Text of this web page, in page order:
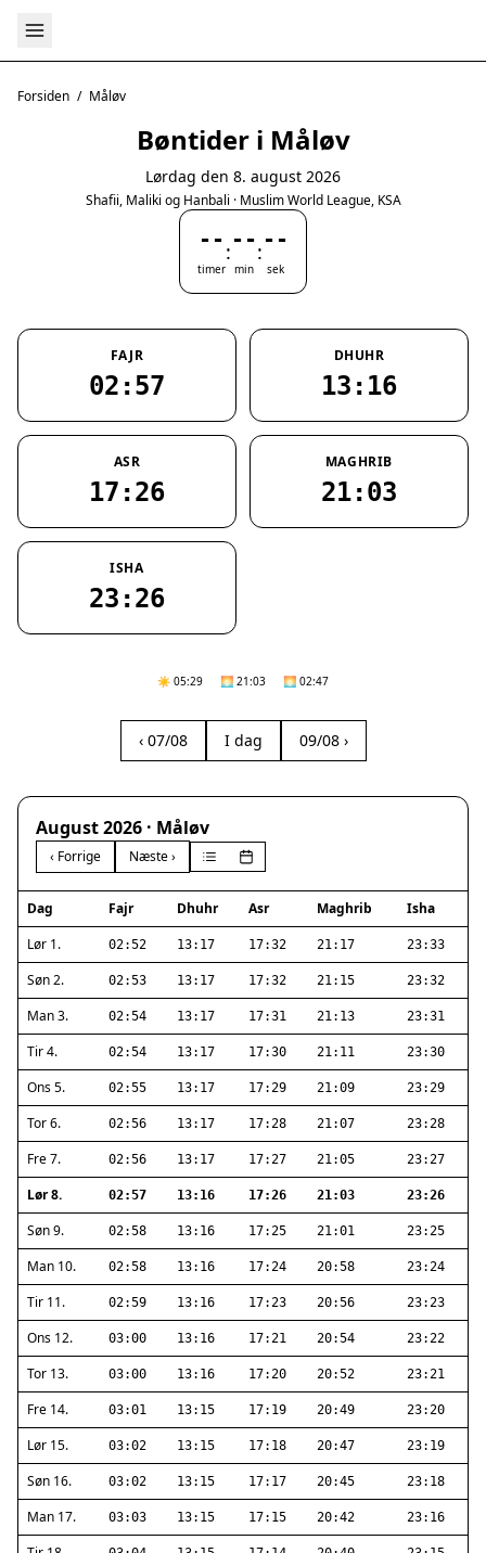
Forsiden / Måløv
Bøntider i Måløv
Lørdag den 8. august 2026
Shafii, Maliki og Hanbali · Muslim World League, KSA
--
timer
:--
min
:--
sek
FAJR
02:57
DHUHR
13:16
ASR
17:26
MAGHRIB
21:03
ISHA
23:26
☀️ 05:29 🌅 21:03 🌅 02:47
‹ 07/08 I dag 09/08 ›
August 2026 · Måløv
‹ Forrige Næste ›
Dag Fajr Dhuhr Asr Maghrib
Isha
Lør 1.
02:52 13:17 17:32 21:17 23:33
Søn 2. 02:53 13:17 17:32 21:15 23:32
Man 3. 02:54 13:17 17:31 21:13 23:31
Tir 4. 02:54 13:17 17:30 21:11 23:30
Ons 5. 02:55 13:17 17:29 21:09 23:29
Tor 6. 02:56 13:17 17:28 21:07 23:28
Fre 7. 02:56 13:17 17:27 21:05 23:27
Lør 8. 02:57 13:16 17:26 21:03 23:26
Søn 9. 02:58 13:16 17:25 21:01 23:25
Man 10. 02:58 13:16 17:24 20:58 23:24
Tir 11. 02:59 13:16 17:23 20:56 23:23
Ons 12. 03:00 13:16 17:21 20:54 23:22
Tor 13. 03:00 13:16 17:20 20:52 23:21
Fre 14. 03:01 13:15 17:19 20:49 23:20
Lør 15. 03:02 13:15 17:18 20:47 23:19
Søn 16. 03:02 13:15 17:17 20:45 23:18
Man 17. 03:03 13:15 17:15 20:42 23:16